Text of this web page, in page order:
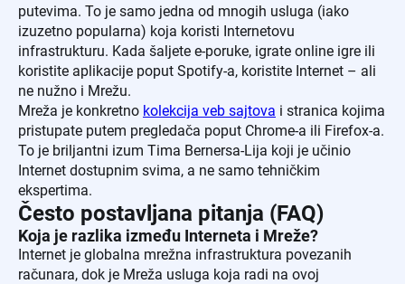
putevima. To je samo jedna od mnogih usluga (iako
izuzetno popularna) koja koristi Internetovu
infrastrukturu. Kada šaljete e-poruke, igrate online igre ili
koristite aplikacije poput Spotify-a, koristite Internet – ali
ne nužno i Mrežu.
Mreža je konkretno kolekcija veb sajtova i stranica kojima
pristupate putem pregledača poput Chrome-a ili Firefox-a.
To je briljantni izum Tima Bernersa-Lija koji je učinio
Internet dostupnim svima, a ne samo tehničkim
ekspertima.
Često postavljana pitanja (FAQ)
Koja je razlika između Interneta i Mreže?
Internet je globalna mrežna infrastruktura povezanih
računara, dok je Mreža usluga koja radi na ovoj